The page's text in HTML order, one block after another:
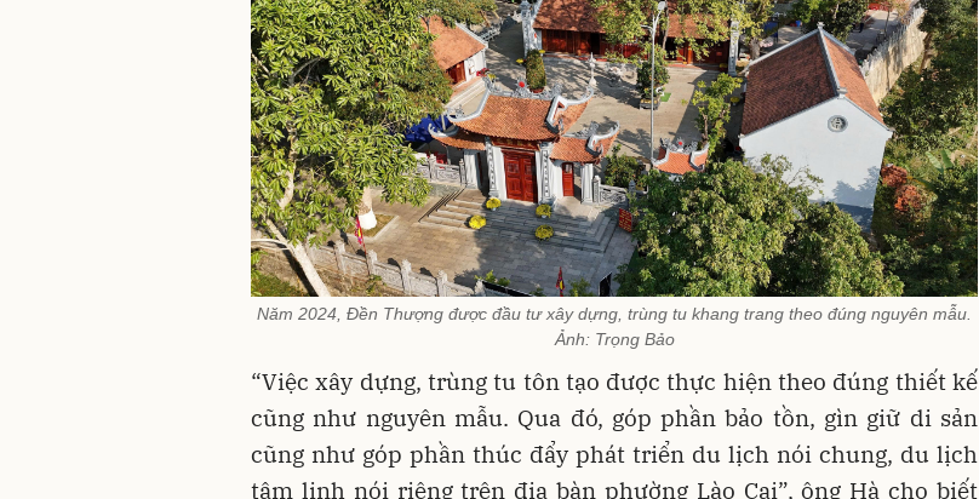
Năm 2024, Đền Thượng được đầu tư xây dựng, trùng tu khang trang theo đúng nguyên mẫu.
Ảnh: Trọng Bảo
“Việc xây dựng, trùng tu tôn tạo được thực hiện theo đúng thiết kế
cũng như nguyên mẫu. Qua đó, góp phần bảo tồn, gìn giữ di sản
cũng như góp phần thúc đẩy phát triển du lịch nói chung, du lịch
tâm linh nói riêng trên địa bàn phường Lào Cai”, ông Hà cho biết